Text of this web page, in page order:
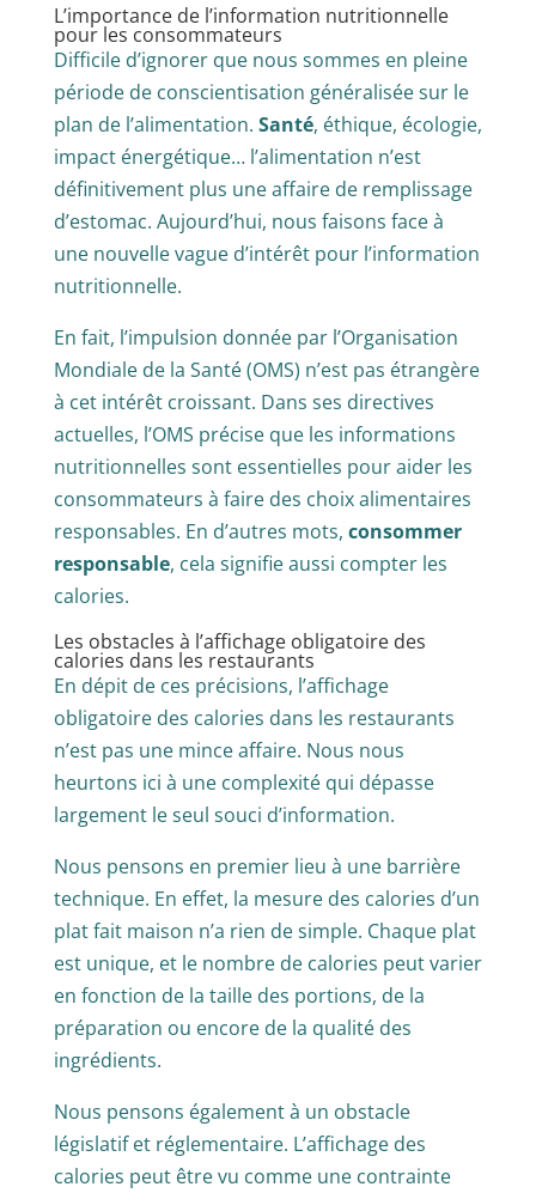
L’importance de l’information nutritionnelle
pour les consommateurs
Difficile d’ignorer que nous sommes en pleine
période de conscientisation généralisée sur le
plan de l’alimentation. Santé, éthique, écologie,
impact énergétique… l’alimentation n’est
définitivement plus une affaire de remplissage
d’estomac. Aujourd’hui, nous faisons face à
une nouvelle vague d’intérêt pour l’information
nutritionnelle.
En fait, l’impulsion donnée par l’Organisation
Mondiale de la Santé (OMS) n’est pas étrangère
à cet intérêt croissant. Dans ses directives
actuelles, l’OMS précise que les informations
nutritionnelles sont essentielles pour aider les
consommateurs à faire des choix alimentaires
responsables. En d’autres mots, consommer
responsable, cela signifie aussi compter les
calories.
Les obstacles à l’affichage obligatoire des
calories dans les restaurants
En dépit de ces précisions, l’affichage
obligatoire des calories dans les restaurants
n’est pas une mince affaire. Nous nous
heurtons ici à une complexité qui dépasse
largement le seul souci d’information.
Nous pensons en premier lieu à une barrière
technique. En effet, la mesure des calories d’un
plat fait maison n’a rien de simple. Chaque plat
est unique, et le nombre de calories peut varier
en fonction de la taille des portions, de la
préparation ou encore de la qualité des
ingrédients.
Nous pensons également à un obstacle
législatif et réglementaire. L’affichage des
calories peut être vu comme une contrainte